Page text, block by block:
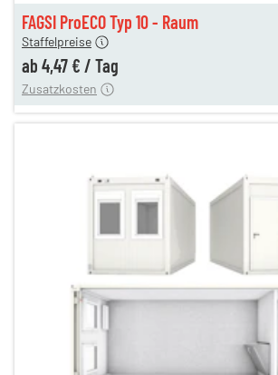
FAGSI ProECO Typ 10 - Raum
Staffelpreise
ab 4,47 € / Tag
180,00 €
110,00 €
Zusatzkosten